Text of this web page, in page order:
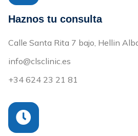
Haznos tu consulta
Calle Santa Rita 7 bajo, Hellin
info@clsclinic.es
+34 624 23 21 81